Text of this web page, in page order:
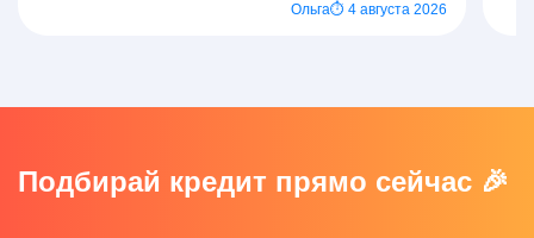
Ольга⏱ 4 августа 2026
Подбирай кредит прямо сейчас 🎉